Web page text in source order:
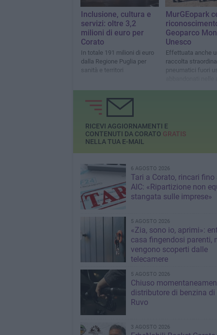
Inclusione, cultura e
servizi: oltre 3,2
milioni di euro per
Corato
In totale 191 milioni di euro
dalla Regione Puglia per
sanità e territori
MurGEopark
Geoparco
Unesco
Effettuata anche
raccolta
pneumatici fuori
abbandonati nelle
RICEVI AGGIORNAMENTI E
CONTENUTI DA CORATO GRATIS
NELLA TUA E-MAIL
6 AGOSTO 2026
Tari a Corato, rincari fino
AIC: «Ripartizione non
stangata sulle imprese»
5 AGOSTO 2026
«Zia, sono io, aprimi»:
casa fingendosi parenti,
vengono scoperti dalle
telecamere
5 AGOSTO 2026
Chiuso
distributore di benzina di
Ruvo
3 AGOSTO 2026